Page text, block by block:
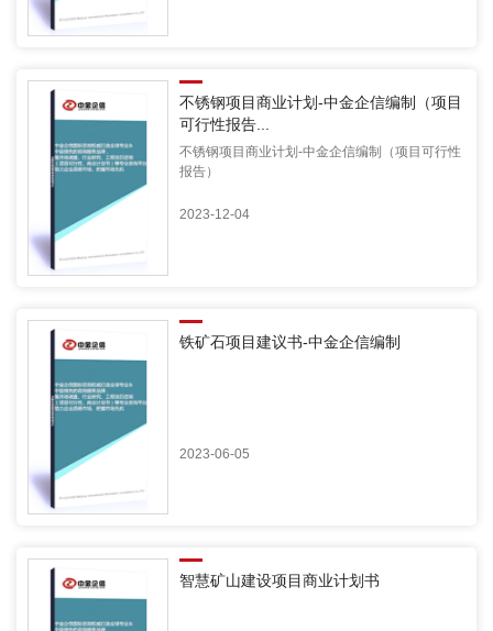
不锈钢项目商业计划-中金企信编制（项目
可行性报告...
不锈钢项目商业计划-中金企信编制（项目可行性
报告）
2023-12-04
铁矿石项目建议书-中金企信编制
2023-06-05
智慧矿山建设项目商业计划书